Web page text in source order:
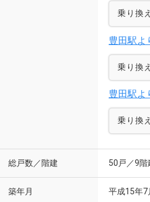
乗り換
豊田駅よ
乗り換
豊田駅よ
乗り換
総戸数／階建 50戸／9階
築年月 平成15年7